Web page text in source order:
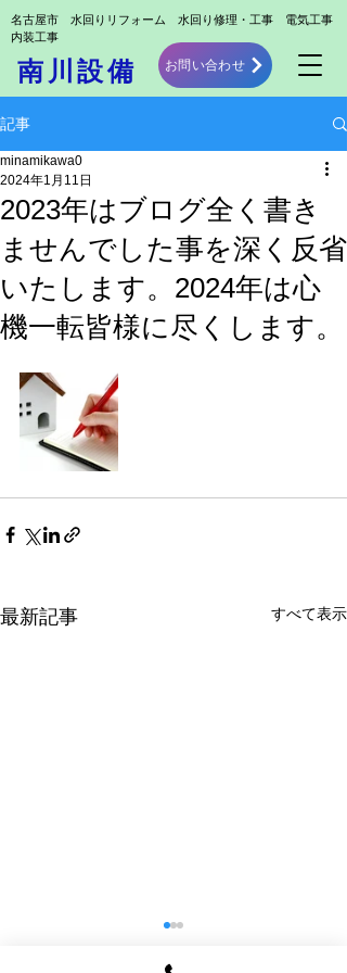
​名古屋市 水回りリフォーム 水回り修理・工事 電気工事
内装工事
南川設備 お問い合わせ
記事
2023年はブログ全く書き
ませんでした事を深く反省
いたします。2024年は心
機一転皆様に尽くします。
minamikawa0
2024年1月11日
最新記事 すべて表示